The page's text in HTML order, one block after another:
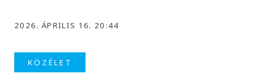
2026. ÁPRILIS 16. 20:44
KÖZÉLET